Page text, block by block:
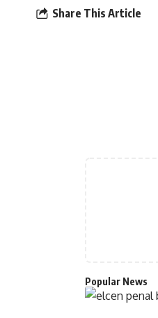
Share This Article
Popular News